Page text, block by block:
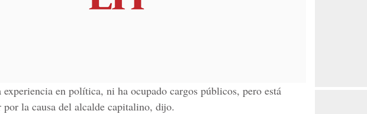
en política, ni ha ocupado cargos públicos, pero está
la causa del alcalde capitalino, dijo.